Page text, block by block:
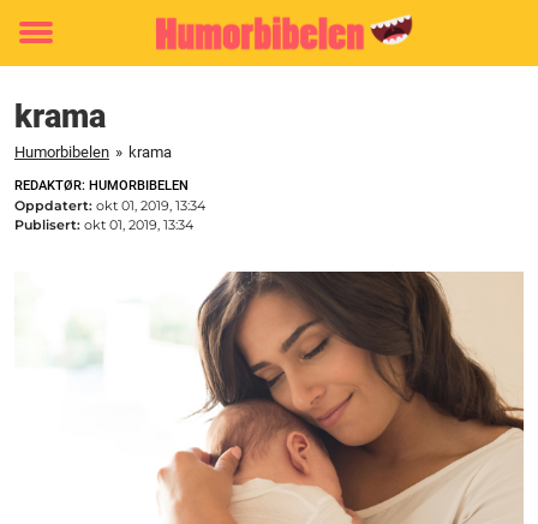
Toggle
krama
Humorbibelen » krama
REDAKTØR: HUMORBIBELEN
Oppdatert: okt 01, 2019, 13:34
Publisert: okt 01, 2019, 13:34